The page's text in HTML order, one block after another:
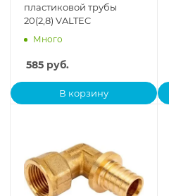
пластиковой трубы
20(2,8) VALTEC
Много
585 руб.
В корзину